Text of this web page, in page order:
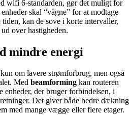
wifi 6-standarden, gør det muligt for
skal “vågne” for at modtage
kan de sove i korte intervaller,
over hastigheden.
mindre energi
om lavere strømforbrug, men også
Med beamforming kan routeren
enheder, der bruger forbindelsen, i
Det giver både bedre dækning
med mange vægge eller flere etager.